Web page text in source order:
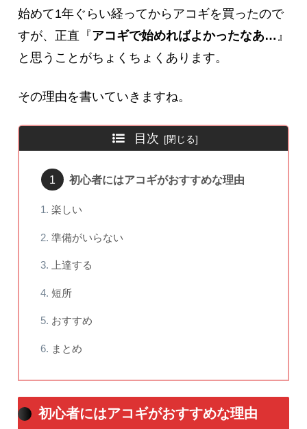
始めて1年ぐらい経ってからアコギを買ったので
すが、正直『アコギで始めればよかったなあ… 』
と思うことがちょくちょくあります。
その理由を書いていきますね。
目次
初心者にはアコギがおすすめな理由
楽しい
準備がいらない
上達する
短所
おすすめ
まとめ
初心者にはアコギがおすすめな理由